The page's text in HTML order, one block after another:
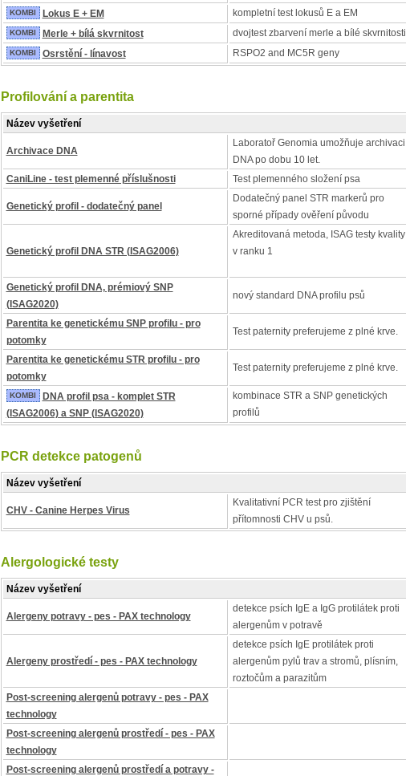
KOMBI Lokus E + EM kompletní test lokusů E a EM
KOMBI Merle + bílá skvrnitost dvojtest zbarvení merle a bílé skvrnitosti
KOMBI Osrstění - línavost RSPO2 and MC5R geny
Profilování a parentita
Název vyšetření
Archivace DNA
Laboratoř Genomia umožňuje archivaci
DNA po dobu 10 let.
CaniLine - test plemenné příslušnosti Test plemenného složení psa
Genetický profil - dodatečný panel
Dodatečný panel STR markerů pro
sporné případy ověření původu
Genetický profil DNA STR (ISAG2006)
Akreditovaná metoda, ISAG testy kvality
v ranku 1
Genetický profil DNA, prémiový SNP
(ISAG2020)
nový standard DNA profilu psů
Parentita ke genetickému SNP profilu - pro
potomky
Test paternity preferujeme z plné krve.
Parentita ke genetickému STR profilu - pro
potomky
Test paternity preferujeme z plné krve.
KOMBI
DNA profil psa - komplet STR
(ISAG2006) a SNP (ISAG2020)
kombinace STR a SNP genetických
profilů
PCR detekce patogenů
Název vyšetření
CHV - Canine Herpes Virus
Kvalitativní PCR test pro zjištění
přítomnosti CHV u psů.
Alergologické testy
Název vyšetření
Alergeny potravy - pes - PAX technology
detekce psích IgE a IgG protilátek proti
alergenům v potravě
Alergeny prostředí - pes - PAX technology
detekce psích IgE protilátek proti
alergenům pylů trav a stromů, plísním,
roztočům a parazitům
Post-screening alergenů potravy - pes - PAX
technology
Post-screening alergenů prostředí - pes - PAX
technology
Post-screening alergenů prostředí a potravy -